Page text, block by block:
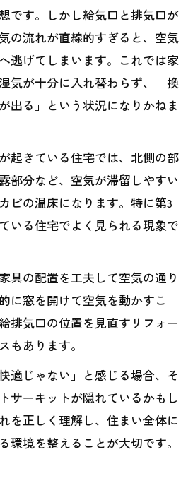
です。しかし給気口と排気口が
の流れが直線的すぎると、空気
逃げてしまいます。これでは家
気が十分に入れ替わらず、「換
出る」という状況になりかねま
起きている住宅では、北側の部
部分など、空気が滞留しやすい
ビの温床になります。特に第3
いる住宅でよく見られる現象で
具の配置を工夫して空気の通り
に窓を開けて空気を動かすこ
排気口の位置を見直すリフォー
もあります。
適じゃない」と感じる場合、そ
サーキットが隠れているかもし
を正しく理解し、住まい全体に
環境を整えることが大切です。